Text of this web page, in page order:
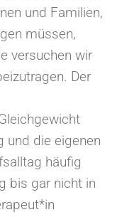
und Familien,
müssen,
versuchen wir
Der
und die eigenen
häufig
bis gar nicht in